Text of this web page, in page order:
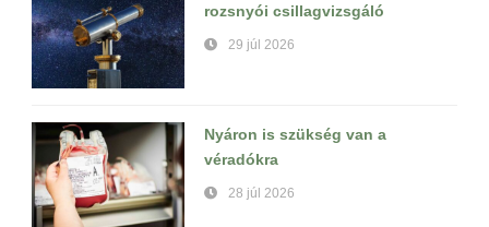
rozsnyói csillagvizsgáló
29 júl 2026
Nyáron is szükség van a
véradókra
28 júl 2026